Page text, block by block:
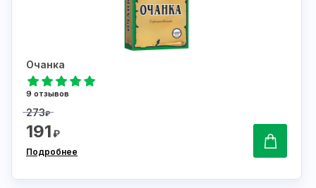
Очанка
9 отзывов
273₽
191₽
Подробнее